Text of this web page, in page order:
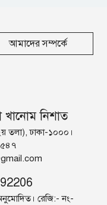
আমাদের সম্পর্কে
খানোম নিশাত
তলা), ঢাকা-১০০০।
রেজি:- নং-